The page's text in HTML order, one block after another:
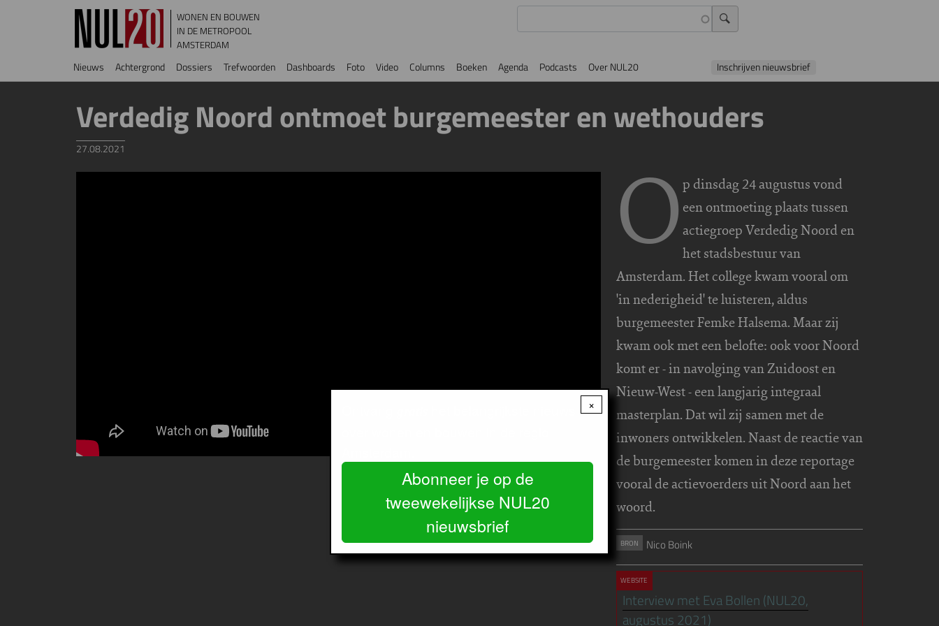
Overslaan en naar de inhoud gaan
WONEN EN BOUWEN
IN DE METROPOOL
AMSTERDAM
Hoofdnavigatie
Nieuws Achtergrond Dossiers Trefwoorden Dashboards Foto Video Columns Boeken Agenda Podcasts Over NUL20 Inschrijven nieuwsbrief
Verdedig Noord ontmoet burgemeester en wethouders
27.08.2021 O p dinsdag 24 augustus vond
een ontmoeting plaats tussen
actiegroep Verdedig Noord en
het stadsbestuur van
Amsterdam. Het college kwam vooral om
'in nederigheid' te luisteren, aldus
burgemeester Femke Halsema. Maar zij
kwam ook met een belofte: ook voor Noord
komt er - in navolging van Zuidoost en
Nieuw-West - een langjarig integraal
masterplan. Dat wil zij samen met de
inwoners ontwikkelen. Naast de reactie van
de burgemeester komen in deze reportage
vooral de actievoerders uit Noord aan het
woord.
BRON Nico Boink
WEBSITE
Interview met Eva Bollen (NUL20,
augustus 2021)
×
Abonneer je op de
tweewekelijkse NUL20
nieuwsbrief